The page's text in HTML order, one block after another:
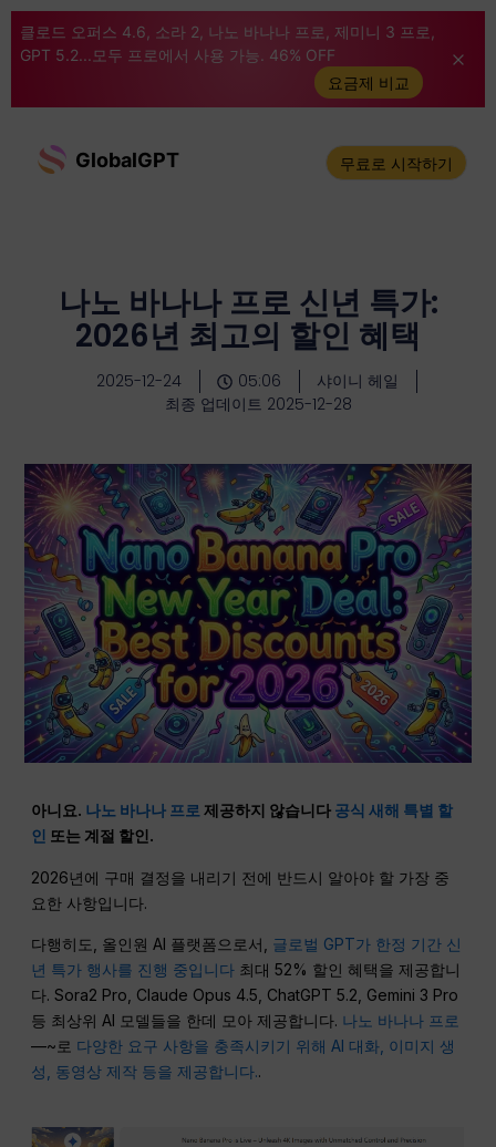
클로드 오퍼스 4.6, 소라 2, 나노 바나나 프로, 제미니 3 프로,
GPT 5.2...모두 프로에서 사용 가능. 46% OFF
요금제 비교
GlobalGPT 무료로 시작하기
나노 바나나 프로 신년 특가:
2026년 최고의 할인 혜택
2025-12-24 05:06
샤이니 헤일
최종 업데이트 2025-12-28
아니요. 나노 바나나 프로 제공하지 않습니다 공식 새해 특별 할
인 또는 계절 할인.
2026년에 구매 결정을 내리기 전에 반드시 알아야 할 가장 중
요한 사항입니다.
다행히도, 올인원 AI 플랫폼으로서, 글로벌 GPT가 한정 기간 신
년 특가 행사를 진행 중입니다 최대 52% 할인 혜택을 제공합니
다. Sora2 Pro, Claude Opus 4.5, ChatGPT 5.2, Gemini 3 Pro
등 최상위 AI 모델들을 한데 모아 제공합니다. 나노 바나나 프로
—~로 다양한 요구 사항을 충족시키기 위해 AI 대화, 이미지 생
성, 동영상 제작 등을 제공합니다..